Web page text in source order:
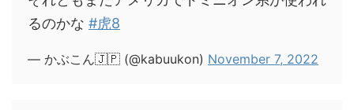
るのかな #虎8
— かぶこん🇯🇵 (@kabuukon) November 7, 2022